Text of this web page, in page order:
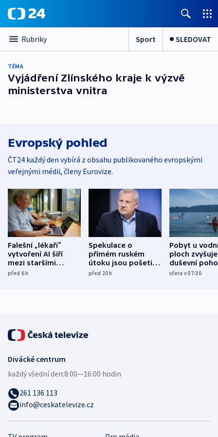
Rubriky Sport SLEDOVAT
TÉMA
Vyjádření Zlínského kraje k výzvě
ministerstva vnitra
Evropský pohled
ČT24 každý den vybírá z obsahu publikovaného evropskými
veřejnými médii, členy Eurovize.
Falešní „lékaři“
vytvoření AI šíří
mezi staršími
Poláky nebezpečné
před 6h
Spekulace o
přímém ruském
útoku jsou pošetilé,
míní estonský
před 20h
Pobyt u
ploch zvyšuje
duševní
ukázala
včera v 07:30
Divácké centrum
každý všední den:8:00—16:00 hodin
261 136 113
info@ceskatelevize.cz